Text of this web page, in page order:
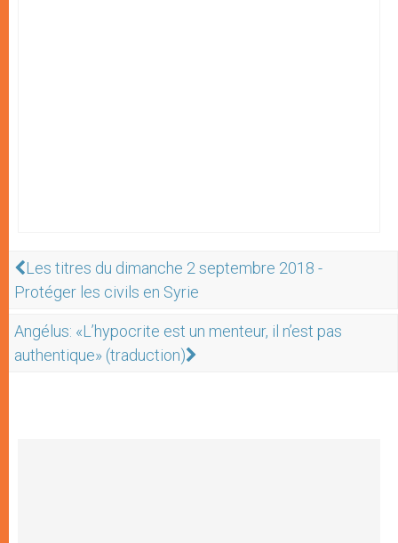
Les titres du dimanche 2 septembre 2018 -
Protéger les civils en Syrie
Angélus: «L’hypocrite est un menteur, il n’est pas
authentique» (traduction)